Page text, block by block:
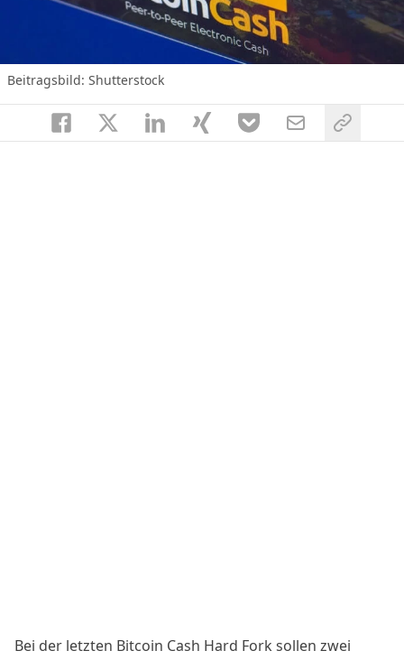
Beitragsbild: Shutterstock
Bei der letzten Bitcoin Cash Hard Fork sollen zwei